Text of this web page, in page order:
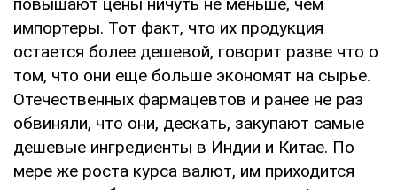
импортеры. Тот факт, что их продукция
остается более дешевой, говорит разве что о
том, что они еще больше экономят на сырье.
Отечественных фармацевтов и ранее не раз
обвиняли, что они, дескать, закупают самые
дешевые ингредиенты в Индии и Китае. По
мере же роста курса валют, им приходится